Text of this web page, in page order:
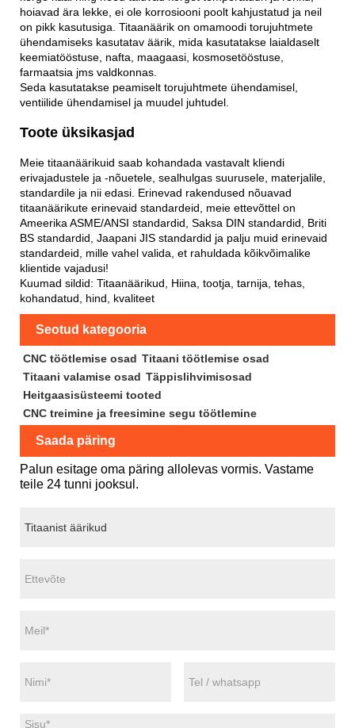
hoiavad ära lekke, ei ole korrosiooni poolt kahjustatud ja neil
on pikk kasutusiga. Titaanäärik on omamoodi torujuhtmete
ühendamiseks kasutatav äärik, mida kasutatakse laialdaselt
keemiatööstuse, nafta, maagaasi, kosmosetööstuse,
farmaatsia jms valdkonnas.
Seda kasutatakse peamiselt torujuhtmete ühendamisel,
ventiilide ühendamisel ja muudel juhtudel.
Toote üksikasjad
Meie titaanäärikuid saab kohandada vastavalt kliendi
erivajadustele ja -nõuetele, sealhulgas suurusele, materjalile,
standardile ja nii edasi. Erinevad rakendused nõuavad
titaanäärikute erinevaid standardeid, meie ettevõttel on
Ameerika ASME/ANSI standardid, Saksa DIN standardid, Briti
BS standardid, Jaapani JIS standardid ja palju muid erinevaid
standardeid, mille vahel valida, et rahuldada kõikvõimalike
klientide vajadusi!
Kuumad sildid: Titaanäärikud, Hiina, tootja, tarnija, tehas,
kohandatud, hind, kvaliteet
Seotud kategooria
CNC töötlemise osad Titaani töötlemise osad
Titaani valamise osad Täppislihvimisosad
Heitgaasisüsteemi tooted
CNC treimine ja freesimine segu töötlemine
Saada päring
Palun esitage oma päring allolevas vormis. Vastame
teile 24 tunni jooksul.